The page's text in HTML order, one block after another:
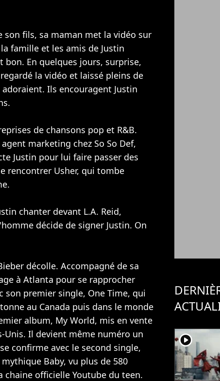
fils, sa maman met la vidéo sur
famille et les amis de Justin
En quelques jours, surprise,
la vidéo et laissé pleins de
Ils encouragent Justin
de chansons pop et R&B.
marketing chez So So Def,
Justin pour lui faire passer des
rencontrer Usher, qui tombe
chanter devant L.A. Reid,
décide de signer Justin. On
décolle. Accompagné de sa
à Atlanta pour se rapprocher
son premier single, One Time, qui
au Canada puis dans le monde
album, My World, mis en vente
Unis. Il devient même numéro un
confirme avec le second single,
Baby, vu plus de 580
officielle Youtube du teen.
player2